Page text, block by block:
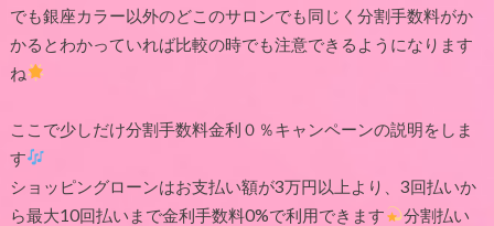
でも銀座カラー以外のどこのサロンでも同じく分割手数料がか
かるとわかっていれば比較の時でも注意できるようになります
ね
ここで少しだけ分割手数料金利０％キャンペーンの説明をしま
す
ショッピングローンはお支払い額が3万円以上より、3回払いか
ら最大10回払いまで金利手数料0%で利用できます
分割払い